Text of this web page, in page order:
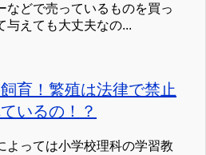
などで売っているものを買っ
与えても大丈夫なの...
育！繁殖は法律で禁止
いるの！？
よっては小学校理科の学習教